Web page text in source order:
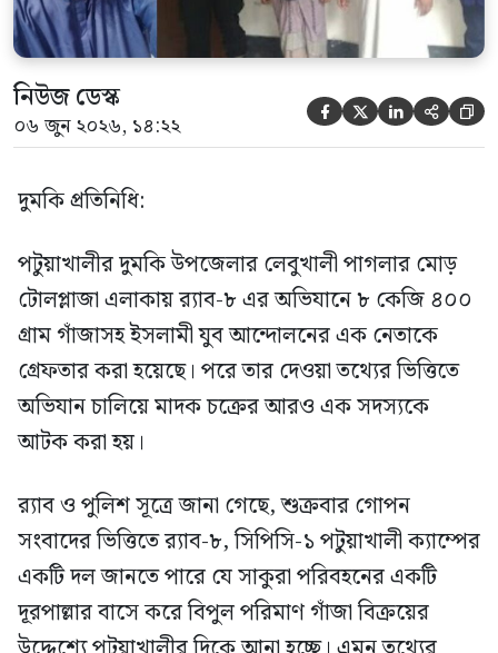
নিউজ ডেস্ক
০৬ জুন ২০২৬, ১৪:২২     
দুমকি প্রতিনিধি:
পটুয়াখালীর দুমকি উপজেলার লেবুখালী পাগলার মোড়
টোলপ্লাজা এলাকায় র‍্যাব-৮ এর অভিযানে ৮ কেজি ৪০০
গ্রাম গাঁজাসহ ইসলামী যুব আন্দোলনের এক নেতাকে
গ্রেফতার করা হয়েছে। পরে তার দেওয়া তথ্যের ভিত্তিতে
অভিযান চালিয়ে মাদক চক্রের আরও এক সদস্যকে
আটক করা হয়।
র‍্যাব ও পুলিশ সূত্রে জানা গেছে, শুক্রবার গোপন
সংবাদের ভিত্তিতে র‍্যাব-৮, সিপিসি-১ পটুয়াখালী ক্যাম্পের
একটি দল জানতে পারে যে সাকুরা পরিবহনের একটি
দূরপাল্লার বাসে করে বিপুল পরিমাণ গাঁজা বিক্রয়ের